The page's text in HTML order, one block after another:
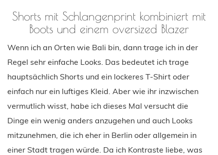
Shorts mit Schlangenprint kombiniert mit
Boots und einem oversized Blazer
Wenn ich an Orten wie Bali bin, dann trage ich in der
Regel sehr einfache Looks. Das bedeutet ich trage
hauptsächlich Shorts und ein lockeres T-Shirt oder
einfach nur ein luftiges Kleid. Aber wie ihr inzwischen
vermutlich wisst, habe ich dieses Mal versucht die
Dinge ein wenig anders anzugehen und auch Looks
mitzunehmen, die ich eher in Berlin oder allgemein in
einer Stadt tragen würde. Da ich Kontraste liebe, was